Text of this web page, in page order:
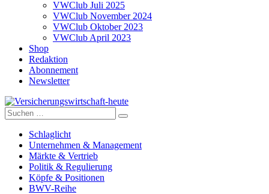
VWClub Juli 2025
VWClub November 2024
VWClub Oktober 2023
VWClub April 2023
Shop
Redaktion
Abonnement
Newsletter
Versicherungswirtschaft-heute
Suche
nach:
Schlaglicht
Unternehmen & Management
Märkte & Vertrieb
Politik & Regulierung
Köpfe & Positionen
BWV-Reihe